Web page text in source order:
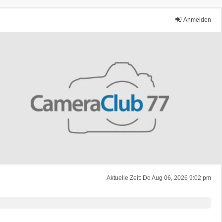
Anmelden
Aktuelle Zeit: Do Aug 06, 2026 9:02 pm